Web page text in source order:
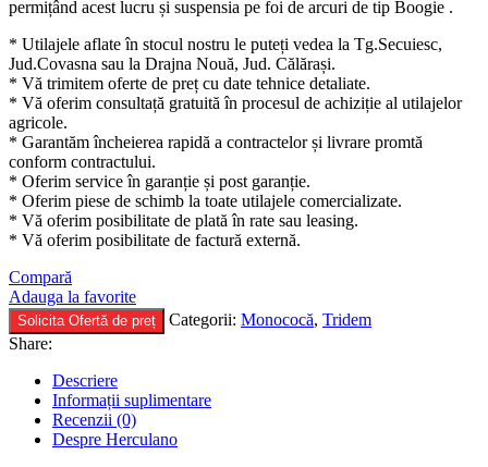
permițând acest lucru și suspensia pe foi de arcuri de tip Boogie .
* Utilajele aflate în stocul nostru le puteți vedea la Tg.Secuiesc,
Jud.Covasna sau la Drajna Nouă, Jud. Călărași.
* Vă trimitem oferte de preț cu date tehnice detaliate.
* Vă oferim consultață gratuită în procesul de achiziție al utilajelor
agricole.
* Garantăm încheierea rapidă a contractelor și livrare promtă
conform contractului.
* Oferim service în garanție și post garanție.
* Oferim piese de schimb la toate utilajele comercializate.
* Vă oferim posibilitate de plată în rate sau leasing.
* Vă oferim posibilitate de factură externă.
Compară
Adauga la favorite
Solicita Ofertă de preț Categorii: Monococă, Tridem
Share:
Descriere
Informații suplimentare
Recenzii (0)
Despre Herculano